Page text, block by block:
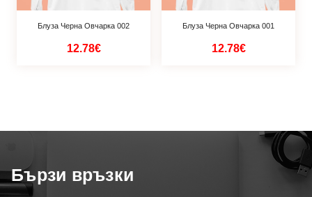
Блуза Черна Овчарка 002
12.78€
Блуза Черна Овчарка 001
12.78€
Бързи връзки